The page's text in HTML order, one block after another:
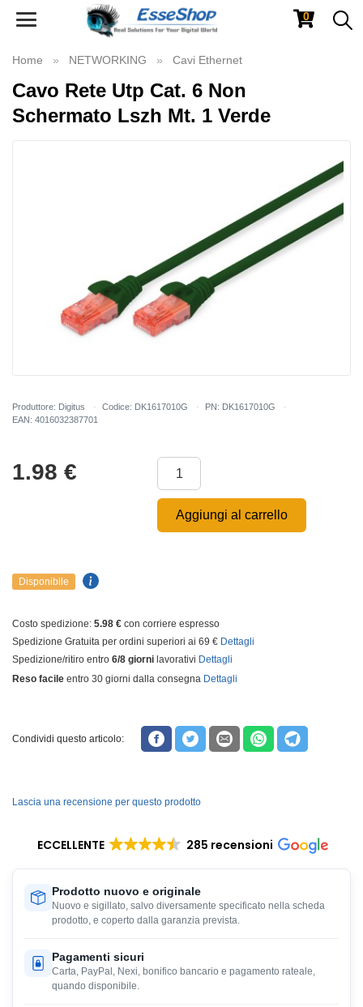
Toggle
0
Home NETWORKING Cavi Ethernet
Cavo Rete Utp Cat. 6 Non
Schermato Lszh Mt. 1 Verde
Produttore: Digitus Codice: DK1617010G
PN: DK1617010G
EAN: 4016032387701
1.98 €
Aggiungi al carrello
Disponibile
Costo spedizione: 5.98 € con corriere espresso
Spedizione Gratuita per ordini superiori ai 69 € Dettagli
Spedizione/ritiro entro 6/8 giorni lavorativi Dettagli
Reso facile entro 30 giorni dalla consegna Dettagli
Condividi questo articolo:
Lascia una recensione per questo prodotto
ECCELLENTE 285 recensioni
Prodotto nuovo e originale
Nuovo e sigillato, salvo diversamente specificato nella scheda
prodotto, e coperto dalla garanzia prevista.
Pagamenti sicuri
Carta, PayPal, Nexi, bonifico bancario e pagamento rateale,
quando disponibile.